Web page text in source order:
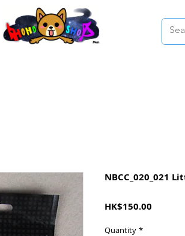
NBCC_020_021
HK$150.00
Quantity *